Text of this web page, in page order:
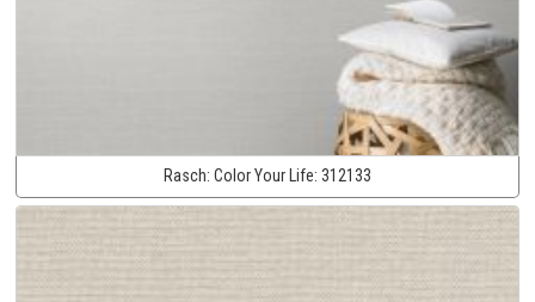
Rasch: Color Your Life: 312133